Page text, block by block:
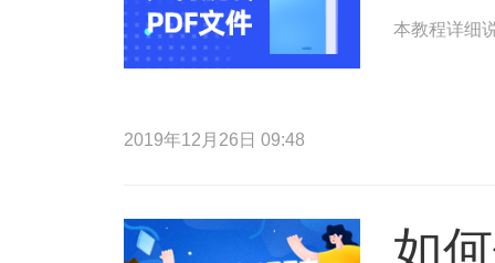
本教程详细
2019年12月26日 09:48
如